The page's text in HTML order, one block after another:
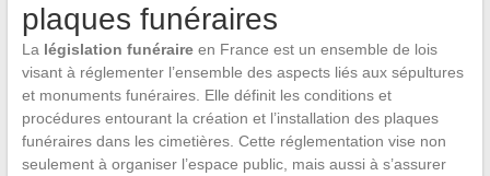
plaques funéraires
La législation funéraireen France est un ensemble de lois
visant à réglementer l’ensemble des aspects liés aux sépultures
et monuments funéraires. Elle définit les conditions et
procédures entourant la création et l’installation des plaques
funéraires dans les cimetières. Cette réglementation vise non
seulement à organiser l’espace public, mais aussi à s’assurer